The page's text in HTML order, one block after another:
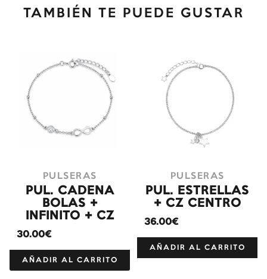
TAMBIÉN TE PUEDE GUSTAR
PULSERAS
PUL. CADENA
BOLAS +
INFINITO + CZ
30.00€
AÑADIR AL CARRITO
PULSERAS
PUL. ESTRELLAS
+ CZ CENTRO
36.00€
AÑADIR AL CARRITO